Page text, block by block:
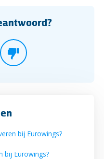
bij Eurowings?
bij Eurowings?